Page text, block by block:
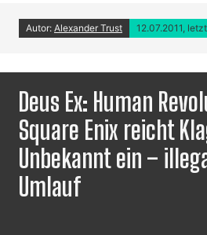
Autor: Alexander Trust 12.07.2011,
Deus Ex: Human
Square Enix reicht
Unbekannt ein –
Umlauf